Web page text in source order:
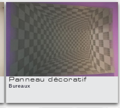
Panneau décoratif
Bureaux
Panneau décoratif
Bureaux
Cloison décorative en tôle perforée